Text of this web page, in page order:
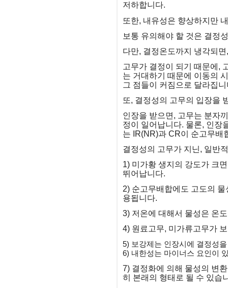
저하합니다.
또한, 내유성은 향상하지만
보통 유의해야 할 것은 결정
다만, 결정온도까지 냉각되
고무가 결정이 되기 때문에,
는 거대하기 때문에 이동의
그 점들이 커짐으로 달라집니
또, 결정성의 고무의 입장을
인장을 받으면, 고무는 분자
정이 일어납니다. 물론, 인장
는 IR(NR)과 CR이 순고무배
결정성의 고무가 지닌, 일반
1) 미가황 생지의 강도가 크
뛰어납니다.
2) 순고무배합에도 고도의
용됩니다.
3) 저온에 대해서 물성은 온
4) 원료고무, 미가류고무가
5) 보강제는 인장시에 결정성
6) 내한성는 마이너스 요인이
7) 결정화에 의해 물성의 변
히 본래의 형태로 될 수 있습